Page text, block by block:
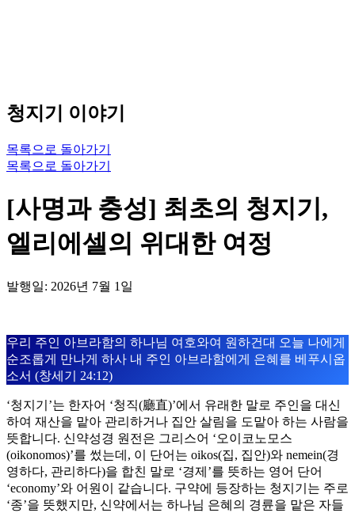
청지기 이야기
목록으로 돌아가기
목록으로 돌아가기
[사명과 충성] 최초의 청지기,
엘리에셀의 위대한 여정
발행일: 2026년 7월 1일
우리 주인 아브라함의 하나님 여호와여 원하건대 오늘 나에게
순조롭게 만나게 하사 내 주인 아브라함에게 은혜를 베푸시옵
소서 (창세기 24:12)
‘청지기’는 한자어 ‘청직(廳直)’에서 유래한 말로 주인을 대신
하여 재산을 맡아 관리하거나 집안 살림을 도맡아 하는 사람을
뜻합니다. 신약성경 원전은 그리스어 ‘오이코노모스
(oikonomos)’를 썼는데, 이 단어는 oikos(집, 집안)와 nemein(경
영하다, 관리하다)을 합친 말로 ‘경제’를 뜻하는 영어 단어
‘economy’와 어원이 같습니다. 구약에 등장하는 청지기는 주로
‘종’을 뜻했지만, 신약에서는 하나님 은혜의 경륜을 맡은 자들